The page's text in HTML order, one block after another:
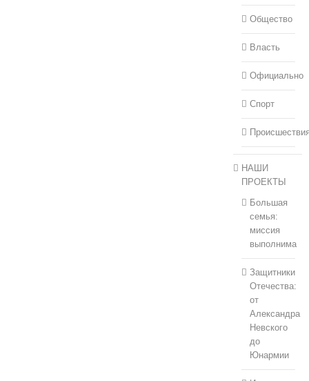
Общество
Власть
Официально
Спорт
НАШИ
ПРОЕКТЫ
Большая
семья:
миссия
выполнима
Защитники
Отечества:
от
Александра
Невского
до
Юнармии